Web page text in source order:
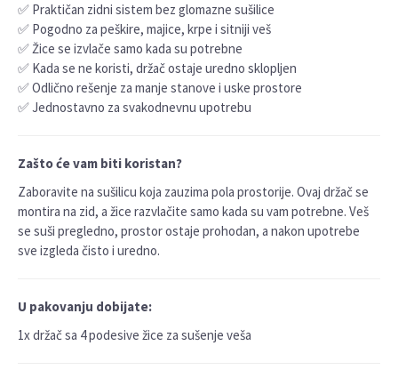
✅ Praktičan zidni sistem bez glomazne sušilice
✅ Pogodno za peškire, majice, krpe i sitniji veš
✅ Žice se izvlače samo kada su potrebne
✅ Kada se ne koristi, držač ostaje uredno sklopljen
✅ Odlično rešenje za manje stanove i uske prostore
✅ Jednostavno za svakodnevnu upotrebu
Zašto će vam biti koristan?
Zaboravite na sušilicu koja zauzima pola prostorije. Ovaj držač se
montira na zid, a žice razvlačite samo kada su vam potrebne. Veš
se suši pregledno, prostor ostaje prohodan, a nakon upotrebe
sve izgleda čisto i uredno.
U pakovanju dobijate:
1x držač sa 4 podesive žice za sušenje veša